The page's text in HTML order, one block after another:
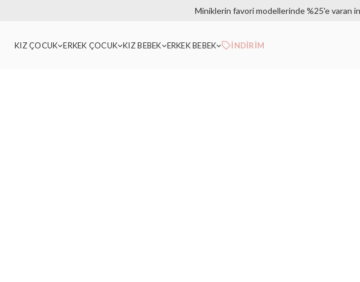
Miniklerin favori modellerinde %25'e varan
KIZ ÇOCUK ERKEK ÇOCUK KIZ BEBEK ERKEK BEBEK İNDİRİM